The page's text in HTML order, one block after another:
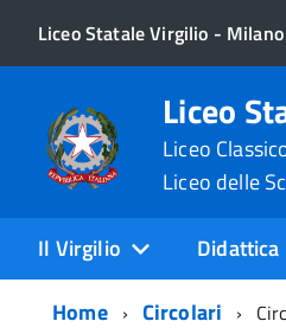
Liceo Statale Virgilio - Milano
Liceo
Liceo
Liceo delle
Il Virgilio Didattica
Home
Circolari